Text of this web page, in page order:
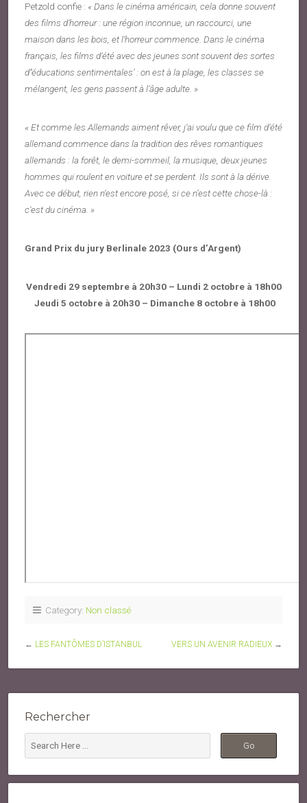
Petzold confie : « Dans le cinéma américain, cela donne souvent
des films d‘horreur : une région inconnue, un raccourci, une
maison dans les bois, et l‘horreur commence. Dans le cinéma
français, les films d‘été avec des jeunes sont souvent des sortes
d‘’éducations sentimentales’ : on est à la plage, les classes se
mélangent, les gens passent à l’âge adulte. »
« Et comme les Allemands aiment rêver, j‘ai voulu que ce film d‘été
allemand commence dans la tradition des rêves romantiques
allemands : la forêt, le demi-sommeil, la musique, deux jeunes
hommes qui roulent en voiture et se perdent. Ils sont à la dérive.
Avec ce début, rien n‘est encore posé, si ce n’est cette chose-là :
c‘est du cinéma. »
Grand Prix du jury Berlinale 2023 (Ours d’Argent)
Vendredi 29 septembre à 20h30 – Lundi 2 octobre à 18h00
Jeudi 5 octobre à 20h30 – Dimanche 8 octobre à 18h00
Category: Non classé
← LES FANTÔMES D’ISTANBUL VERS UN AVENIR RADIEUX →
Rechercher